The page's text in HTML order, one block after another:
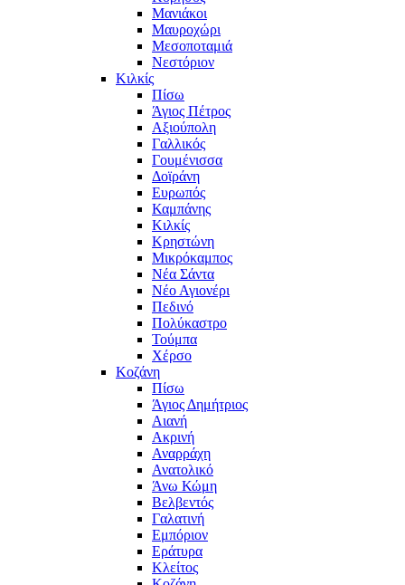
Μανιάκοι
Μαυροχώρι
Μεσοποταμιά
Νεστόριον
Κιλκίς
Πίσω
Άγιος Πέτρος
Αξιούπολη
Γαλλικός
Γουμένισσα
Δοϊράνη
Ευρωπός
Καμπάνης
Κιλκίς
Κρηστώνη
Μικρόκαμπος
Νέα Σάντα
Νέο Αγιονέρι
Πεδινό
Πολύκαστρο
Τούμπα
Χέρσο
Κοζάνη
Πίσω
Άγιος Δημήτριος
Αιανή
Ακρινή
Αναρράχη
Ανατολικό
Άνω Κώμη
Βελβεντός
Γαλατινή
Εμπόριον
Εράτυρα
Κλείτος